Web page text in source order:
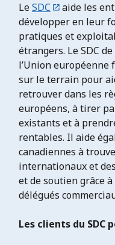
LeSDC
aide les
développer en leur
pratiques et
étrangers. Le SDC
l’Union
sur le terrain pour
retrouver dans les
européens, à tirer
existants et à
rentables. Il aide
canadiennes à
internationaux et
et de soutien grâce
délégués
Les clients du SDC